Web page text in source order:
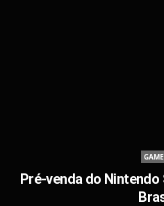
Pré-venda do